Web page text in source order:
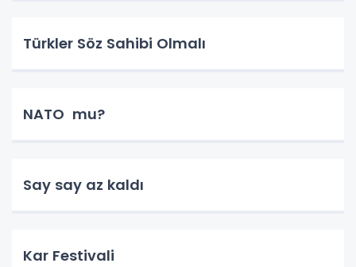
Türkler Söz Sahibi Olmalı
NATO mu?
Say say az kaldı
Kar Festivali